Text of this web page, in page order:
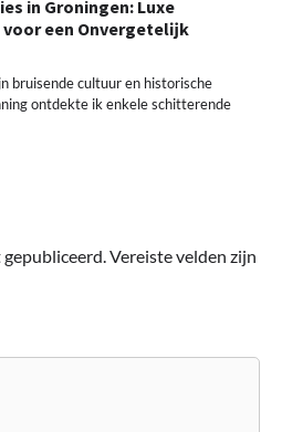
in Groningen: Luxe
een Onvergetelĳk
bruisende cultuur en historische
ontdekte ik enkele schitterende
Vereiste velden zijn